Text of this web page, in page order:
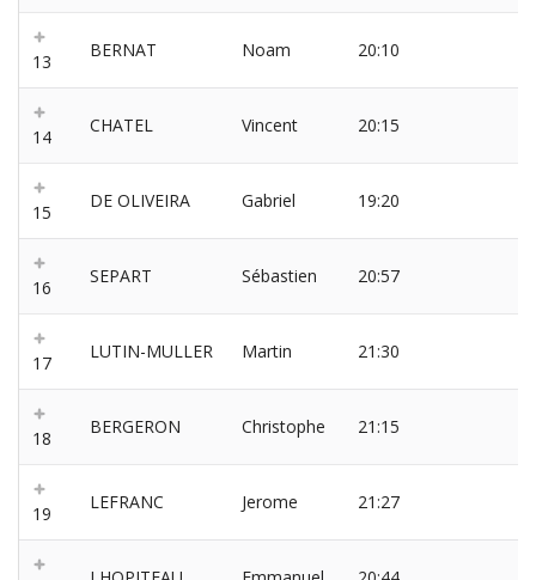
13
BERNAT Noam 20:10
14
CHATEL Vincent 20:15
15
DE OLIVEIRA Gabriel 19:20
16
SEPART Sébastien 20:57
17
LUTIN-MULLER Martin 21:30
18
BERGERON Christophe 21:15
19
LEFRANC Jerome 21:27